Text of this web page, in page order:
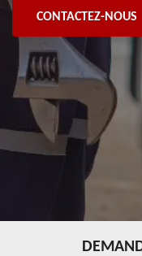
CONTACTEZ-NOUS